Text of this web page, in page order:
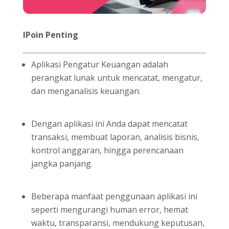
lPoin Penting
Aplikasi Pengatur Keuangan adalah
perangkat lunak untuk mencatat, mengatur,
dan menganalisis keuangan.
Dengan aplikasi ini Anda dapat mencatat
transaksi, membuat laporan, analisis bisnis,
kontrol anggaran, hingga perencanaan
jangka panjang.
Beberapa manfaat penggunaan aplikasi ini
seperti mengurangi human error, hemat
waktu, transparansi, mendukung keputusan,